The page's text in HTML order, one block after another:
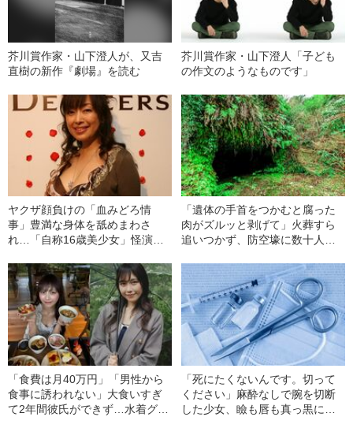
芥川賞作家・山下澄人が、又吉
直樹の新作『劇場』を読む
芥川賞作家・山下澄人「子ども
の作文のようなものです」
ヤクザ顔負けの「血みどろ情
事」豊満な身体を舐めまわさ
れ…「自称16歳美少女」怪演
ぎる“熟れ方”
「遺体の手首をつかむと腐った
肉がズルッと剥げて」火葬すら
追いつかず、防空壕に数十人
た少年兵が明かした“過酷すぎる
任務”とは
「食費は月40万円」「男性から
食事に誘われない」大食いすぎ
て2年間彼氏ができず…水着グラ
「死にたくないんです。切って
ください」麻酔なしで腕を切断
した少女、瞼も唇も真っ黒に腫